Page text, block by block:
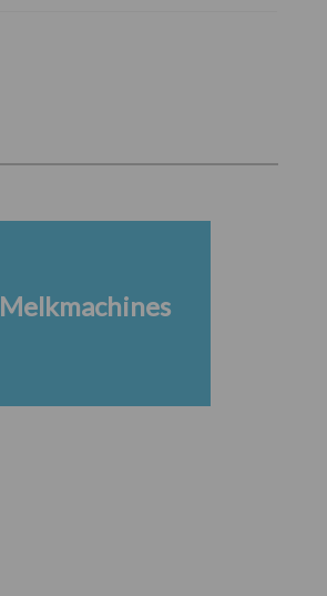
Melkmachines